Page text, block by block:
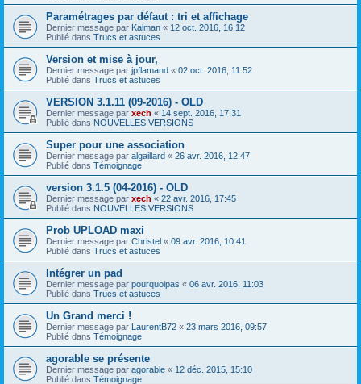
Paramétrages par défaut : tri et affichage
Dernier message par Kalman « 12 oct. 2016, 16:12
Publié dans Trucs et astuces
Version et mise à jour,
Dernier message par jpflamand « 02 oct. 2016, 11:52
Publié dans Trucs et astuces
VERSION 3.1.11 (09-2016) - OLD
Dernier message par xech « 14 sept. 2016, 17:31
Publié dans NOUVELLES VERSIONS
Super pour une association
Dernier message par algaillard « 26 avr. 2016, 12:47
Publié dans Témoignage
version 3.1.5 (04-2016) - OLD
Dernier message par xech « 22 avr. 2016, 17:45
Publié dans NOUVELLES VERSIONS
Prob UPLOAD maxi
Dernier message par Christel « 09 avr. 2016, 10:41
Publié dans Trucs et astuces
Intégrer un pad
Dernier message par pourquoipas « 06 avr. 2016, 11:03
Publié dans Trucs et astuces
Un Grand merci !
Dernier message par LaurentB72 « 23 mars 2016, 09:57
Publié dans Témoignage
agorable se présente
Dernier message par agorable « 12 déc. 2015, 15:10
Publié dans Témoignage